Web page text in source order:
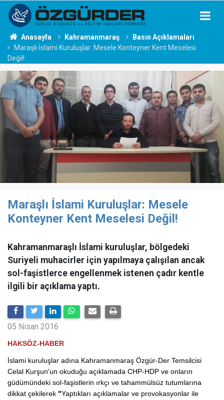
Anasayfa Kahramanmaraş
Basın Açıklamaları
Maraşlı İslami Kuruluşlar: Mesele Konteyner Kent Meselesi
Değil!
Maraşlı İslami Kuruluşlar: Mesele
Konteyner Kent Meselesi Değil!
Kahramanmaraşlı İslami kuruluşlar, bölgedeki
Suriyeli muhacirler için yapılmaya çalışılan ancak
sol-faşistlerce engellenmek istenen çadır kentle
ilgili bir açıklama yaptı.
05 Nisan 2016
HAKSÖZ-HABER
İslami kuruluşlar adına Kahramanmaraş Özgür-Der Temsilcisi
Celal Kurşun'un okuduğu açıklamada CHP-HDP ve onların
güdümündeki sol-faşistlerin ırkçı ve tahammülsüz tutumlarına
dikkat çekilerek "Yaptıkları açıklamalar ve provokasyonlar ile